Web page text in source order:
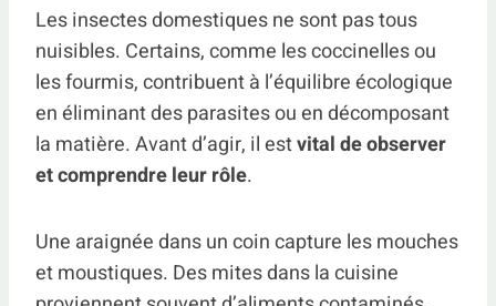
Les insectes domestiques ne sont pas tous
nuisibles. Certains, comme les coccinelles ou
les fourmis, contribuent à l’équilibre écologique
en éliminant des parasites ou en décomposant
la matière. Avant d’agir, il estvital de observer
et comprendre leur rôle.
Une araignée dans un coin capture les mouches
et moustiques. Des mites dans la cuisine